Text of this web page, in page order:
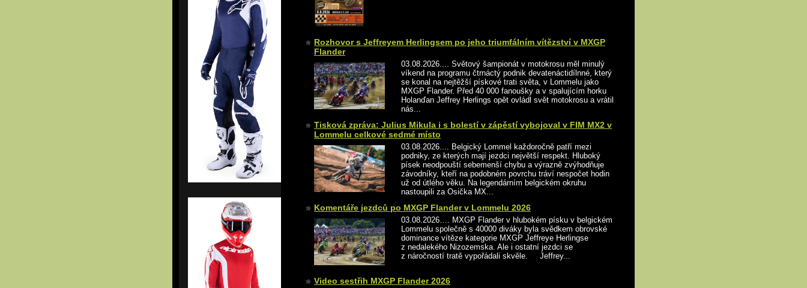
Rozhovor s Jeffreyem Herlingsem po jeho triumfálním vítězství v MXGP
Flander
03.08.2026.... Světový šampionát v motokrosu měl minulý
víkend na programu čtrnáctý podnik devatenáctidílnné, který
se konal na nejtěžší pískové trati světa, v Lommelu jako
MXGP Flander. Před 40 000 fanoušky a v spalujícím horku
Holanďan Jeffrey Herlings opět ovládl svět motokrosu a vrátil
nás...
Tisková zpráva: Julius Mikula i s bolestí v zápěstí vybojoval v FIM MX2 v
Lommelu celkové sedmé místo
03.08.2026.... Belgický Lommel každoročně patří mezi
podniky, ze kterých mají jezdci největší respekt. Hluboký
písek neodpouští sebemenší chybu a výrazně zvýhodňuje
závodníky, kteří na podobném povrchu tráví nespočet hodin
už od útlého věku. Na legendárním belgickém okruhu
nastoupili za Osička MX...
Komentáře jezdců po MXGP Flander v Lommelu 2026
03.08.2026…. MXGP Flander v hlubokém písku v belgickém
Lommelu společně s 40000 diváky byla svědkem obrovské
dominance vítěze kategorie MXGP Jeffreye Herlingse
z nedalekého Nizozemska. Ale i ostatní jezdci se
z náročností tratě vypořádali skvěle. Jeffrey...
Video sestřih MXGP Flander 2026